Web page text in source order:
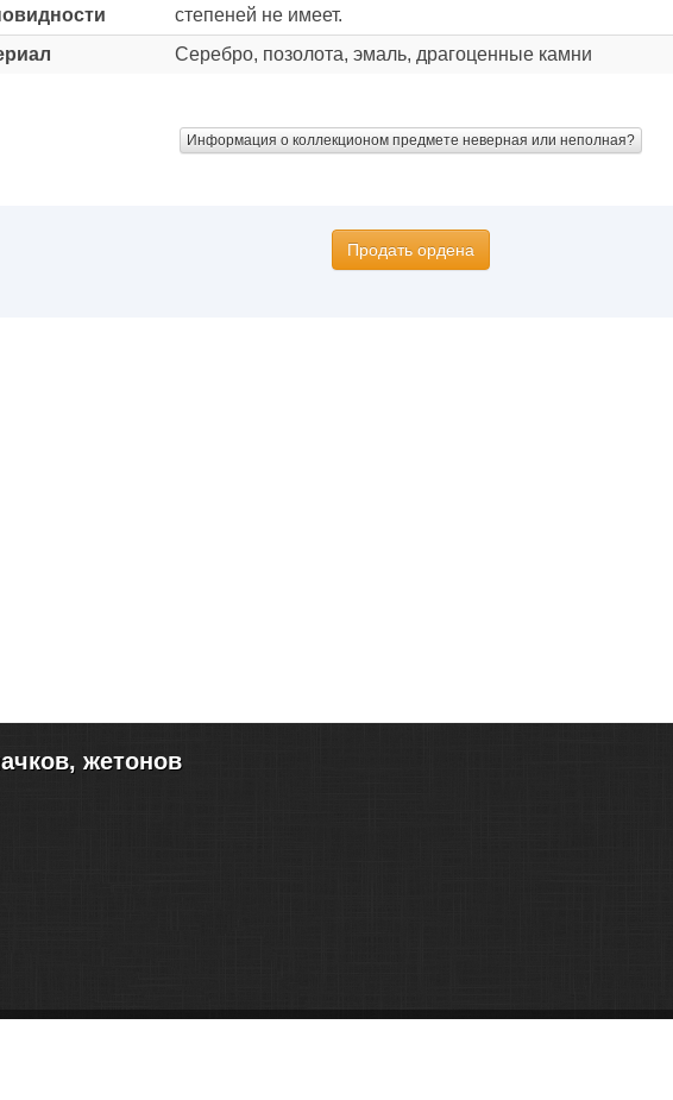
степеней не имеет.
Серебро, позолота, эмаль, драгоценные камни
Информация о коллекционом предмете неверная или неполная?
Продать ордена
жетонов